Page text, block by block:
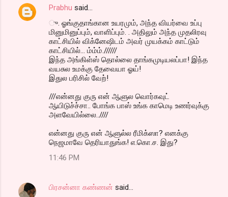
Prabhu said…
ு. ஓங்குதாங்கான உயரமும், அந்த வியர்வை உப்பு
மினுமினுப்பும், வாளிப்பும். . அதிலும் அந்த முதலிரவு
காட்சியில் விக்னேஷிடம் அவர் முயக்கம் காட்டும்
காட்சியில்… ம்ம்ம்.//////
இந்த அங்கிள்ஸ் தொல்லை தாங்கமுடியலப்பா! இந்த
வயசுல உமக்கு தேவையா ஓய்!
இதுல பரிசில் வேற்!
///என்னது குரு என் ஆளுல வொர்கவுட்
ஆயிடுச்ச்சா.. போங்க பாஸ் உங்க காமெடி உணர்வுக்கு
அளவேயில்லை..////
என்னது குரு என் ஆளுல்ல ரீமிக்ஸா? எனக்கு
நெஜமாவே தெரியாதுங்க! எ.கொ.ச. இது?
11:46 PM
பிரசன்னா கண்ணன் said…